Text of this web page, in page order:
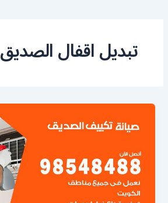
تبديل اقفال الصديق